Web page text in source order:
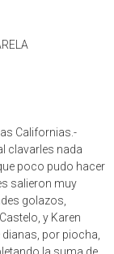
Californias.-
clavarles nada
poco pudo hacer
salieron muy
golazos,
y Karen
por piocha,
la suma de